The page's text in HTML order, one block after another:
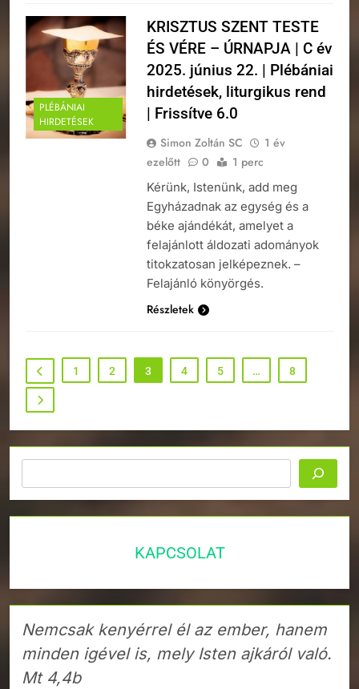
PLÉBÁNIAI
HIRDETÉSEK
KRISZTUS SZENT TESTE
ÉS VÉRE – ÚRNAPJA | C év
2025. június 22. | Plébániai
hirdetések, liturgikus rend
| Frissítve 6.0
Simon Zoltán SC
1 év
ezelőtt
0 1 perc
Kérünk, Istenünk, add meg
Egyházadnak az egység és a
béke ajándékát, amelyet a
felajánlott áldozati adományok
titokzatosan jelképeznek. –
Felajánló könyörgés.
Részletek
1 2 3 4 5 … 8
KAPCSOLAT
Nemcsak kenyérrel él az ember, hanem
minden igével is, mely Isten ajkáról való.
Mt 4,4b